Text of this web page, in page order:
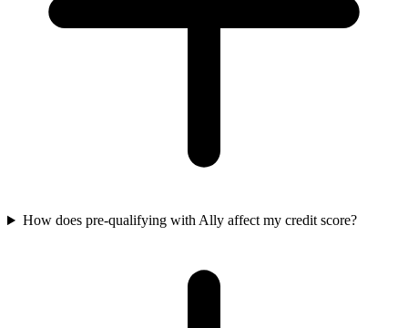
How does pre-qualifying with Ally affect my credit score?